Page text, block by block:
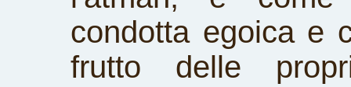
condotta egoica e
frutto delle